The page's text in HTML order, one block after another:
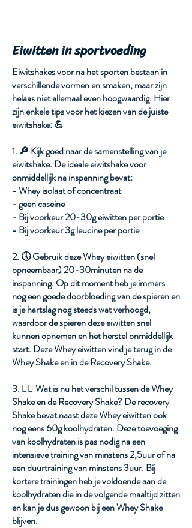
Apotheek I. De Bauw
Eiwitten in sportvoeding
Eiwitshakes voor na het sporten bestaan in
verschillende vormen en smaken, maar zijn
helaas niet allemaal even hoogwaardig. Hier
zijn enkele tips voor het kiezen van de juiste
eiwitshake: 💪
1. 🔎 Kijk goed naar de samenstelling van je
eiwitshake. De ideale eiwitshake voor
onmiddellijk na inspanning bevat:
- Whey isolaat of concentraat
- geen caseine
- Bij voorkeur 20-30g eiwitten per portie
- Bij voorkeur 3g leucine per portie
2. 🕔 Gebruik deze Whey eiwitten (snel
opneembaar) 20-30minuten na de
inspanning. Op dit moment heb je immers
nog een goede doorbloeding van de spieren en
is je hartslag nog steeds wat verhoogd,
waardoor de spieren deze eiwitten snel
kunnen opnemen en het herstel onmiddellijk
start. Deze Whey eiwitten vind je terug in de
Whey Shake en in de Recovery Shake.
3. 🤷‍♂️ Wat is nu het verschil tussen de Whey
Shake en de Recovery Shake? De recovery
Shake bevat naast deze Whey eiwitten ook
nog eens 60g koolhydraten. Deze toevoeging
van koolhydraten is pas nodig na een
intensieve training van minstens 2,5uur of na
een duurtraining van minstens 3uur. Bij
kortere trainingen heb je voldoende aan de
koolhydraten die in de volgende maaltijd zitten
en kan je dus gewoon bij een Whey Shake
blijven.